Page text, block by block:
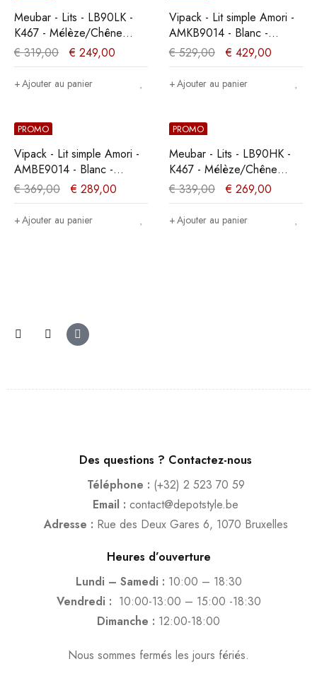
Meubar - Lits - LB90LK -
K467 - Mélèze/Chêne
cristal marron clair -
90x89x200cm
€319,00 € 249,00
Ajouter au panier
Vipack - Lit simple Amori -
AMKB9014 - Blanc -
97x95x211,2cm
€529,00 € 429,00
Ajouter au panier
PROMO
Vipack - Lit simple Amori -
AMBE9014 - Blanc -
96x80x211,2cm
€369,00 € 289,00
Ajouter au panier
PROMO
Meubar - Lits - LB90HK -
K467 - Mélèze/Chêne
cristal marron clair -
90x104x200cm
€339,00 € 269,00
Ajouter au panier
Des questions ? Contactez-nous
Téléphone : (+32) 2 523 70 59
Email : contact@depotstyle.be
Adresse : Rue des Deux Gares 6, 1070 Bruxelles
Heures d’ouverture
Lundi – Samedi : 10:00 – 18:30
Vendredi : 10:00-13:00 – 15:00 -18:30
Dimanche : 12:00-18:00
Nous sommes fermés les jours fériés.